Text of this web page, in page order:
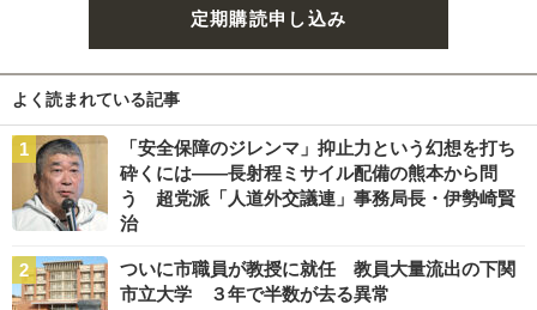
定期購読申し込み
よく読まれている記事
「安全保障のジレンマ」抑止力という幻想を打ち
砕くには――長射程ミサイル配備の熊本から問
う 超党派「人道外交議連」事務局長・伊勢崎賢
治
ついに市職員が教授に就任 教員大量流出の下関
市立大学 ３年で半数が去る異常